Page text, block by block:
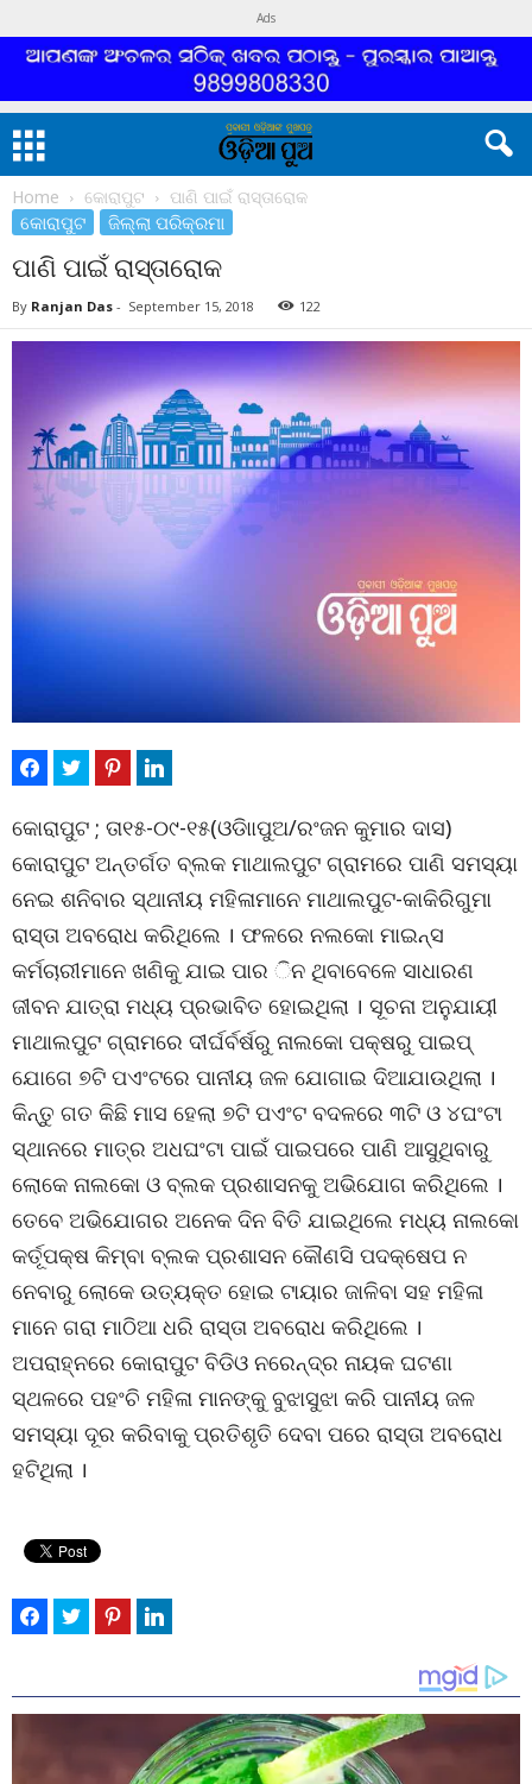
Ads
Home କୋରାପୁଟ ପାଣି ପାଇଁ ରାସ୍ତାରୋକ
କୋରାପୁଟ ଜିଲ୍ଲା ପରିକ୍ରମା
ପାଣି ପାଇଁ ରାସ୍ତାରୋକ
By Ranjan Das - September 15, 2018 122
କୋରାପୁଟ ; ତା୧୫-୦୯-୧୫(ଓଡିାାପୁଅ/ରଂଜନ କୁମାର ଦାସ)
କୋରାପୁଟ ଅନ୍ତର୍ଗତ ବ୍ଲକ ମାଥାଲପୁଟ ଗ୍ରାମରେ ପାଣି ସମସ୍ୟା
ନେଇ ଶନିବାର ସ୍ଥାନୀୟ ମହିଳାମାନେ ମାଥାଲପୁଟ-କାକିରିଗୁମା
ରାସ୍ତା ଅବରୋଧ କରିଥିଲେ । ଫଳରେ ନଲକୋ ମାଇନ୍ସ
କର୍ମଚାରୀମାନେ ଖଣିକୁ ଯାଇ ପାର ିନ ଥିବାବେଳେ ସାଧାରଣ
ଜୀବନ ଯାତ୍ରା ମଧ୍ୟ ପ୍ରଭାବିତ ହୋଇଥିଲା । ସୂଚନା ଅନୁଯାୟୀ
ମାଥାଲପୁଟ ଗ୍ରାମରେ ଦୀର୍ଘର୍ବର୍ଷରୁ ନାଲକୋ ପକ୍ଷରୁ ପାଇପ୍
ଯୋଗେ ୭ଟି ପଏଂଟରେ ପାନୀୟ ଜଳ ଯୋଗାଇ ଦିଆଯାଉଥିଲା ।
କିନ୍ତୁ ଗତ କିଛି ମାସ ହେଲା ୭ଟି ପଏଂଟ ବଦଳରେ ୩ଟି ଓ ୪ଘଂଟା
ସ୍ଥାନରେ ମାତ୍ର ଅଧଘଂଟା ପାଇଁ ପାଇପରେ ପାଣି ଆସୁଥିବାରୁ
ଲୋକେ ନାଲକୋ ଓ ବ୍ଲକ ପ୍ରଶାସନକୁ ଅଭିଯୋଗ କରିଥିଲେ ।
ତେବେ ଅଭିଯୋଗର ଅନେକ ଦିନ ବିତି ଯାଇଥିଲେ ମଧ୍ୟ ନାଲକୋ
କର୍ତୂପକ୍ଷ କିମ୍ବା ବ୍ଲକ ପ୍ରଶାସନ କୌଣସି ପଦକ୍ଷେପ ନ
ନେବାରୁ ଲୋକେ ଉତ୍ୟକ୍ତ ହୋଇ ଟାୟାର ଜାଳିବା ସହ ମହିଳା
ମାନେ ଗରା ମାଠିଆ ଧରି ରାସ୍ତା ଅବରୋଧ କରିଥିଲେ ।
ଅପରାହ୍ନରେ କୋରାପୁଟ ବିଡିଓ ନରେନ୍ଦ୍ର ନାୟକ ଘଟଣା
ସ୍ଥଳରେ ପହଂଚି ମହିଳା ମାନଙ୍କୁ ବୁଝାସୁଝା କରି ପାନୀୟ ଜଳ
ସମସ୍ୟା ଦୂର କରିବାକୁ ପ୍ରତିଶୃତି ଦେବା ପରେ ରାସ୍ତା ଅବରୋଧ
ହଟିଥିଲା ।